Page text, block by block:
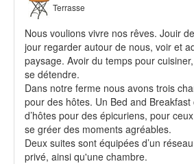
Terrasse
Nous voulions vivre nos rêves. Jouir
jour regarder autour de nous, voir et
paysage. Avoir du temps pour
se détendre.
Dans notre ferme nous avons trois
pour des hôtes. Un Bed and
d’hôtes pour des épicuriens, pour
se gréer des moments agréables.
Deux suites sont équipées d’un
privé, ainsi qu'une chambre.